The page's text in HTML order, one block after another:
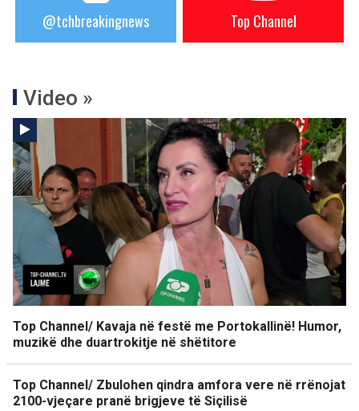
@tchbreakingnews Top Channel
Video »
Top Channel/ Kavaja në festë me Portokallinë! Humor,
muzikë dhe duartrokitje në shëtitore
Top Channel/ Zbulohen qindra amfora vere në rrënojat
2100-vjeçare pranë brigjeve të Siçilisë